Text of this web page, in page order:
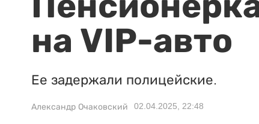
на VIP-авто
Ее задержали полицейские.
Александр Очаковский 02.04.2025, 22:48